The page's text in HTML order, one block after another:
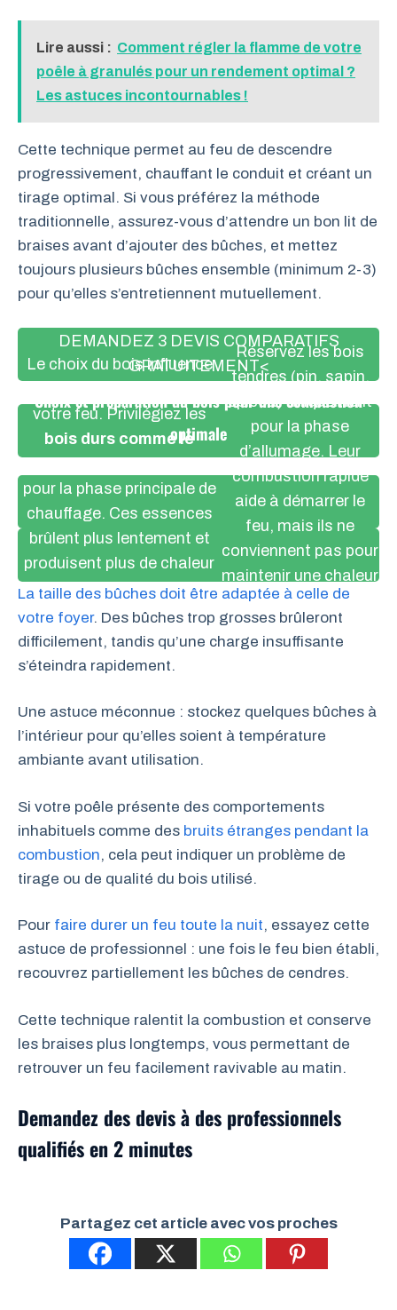
Lire aussi : Comment régler la flamme de votre
poêle à granulés pour un rendement optimal ?
Les astuces incontournables !
Cette technique permet au feu de descendre
progressivement, chauffant le conduit et créant un
tirage optimal. Si vous préférez la méthode
traditionnelle, assurez-vous d’attendre un bon lit de
braises avant d’ajouter des bûches, et mettez
toujours plusieurs bûches ensemble (minimum 2-3)
pour qu’elles s’entretiennent mutuellement.
DEMANDEZ 3 DEVIS COMPARATIFS
GRATUITEMENT<
Choix et préparation du bois pour une combustion
optimale
Le choix du bois influence
votre feu. Privilégiez les
bois durs comme le
pour la phase principale de
chauffage. Ces essences
brûlent plus lentement et
produisent plus de chaleur
que les bois tendres.
Réservez les bois
tendres (pin, sapin,
épicéa) uniquement
pour la phase
d’allumage. Leur
combustion rapide
aide à démarrer le
feu, mais ils ne
conviennent pas pour
maintenir une chaleur
durable.
La taille des bûches doit être adaptée à celle de
votre foyer. Des bûches trop grosses brûleront
difficilement, tandis qu’une charge insuffisante
s’éteindra rapidement.
Une astuce méconnue : stockez quelques bûches à
l’intérieur pour qu’elles soient à température
ambiante avant utilisation.
Si votre poêle présente des comportements
inhabituels comme des bruits étranges pendant la
combustion, cela peut indiquer un problème de
tirage ou de qualité du bois utilisé.
Pour faire durer un feu toute la nuit, essayez cette
astuce de professionnel : une fois le feu bien établi,
recouvrez partiellement les bûches de cendres.
Cette technique ralentit la combustion et conserve
les braises plus longtemps, vous permettant de
retrouver un feu facilement ravivable au matin.
Demandez des devis à des professionnels
qualifiés en 2 minutes
Partagez cet article avec vos proches